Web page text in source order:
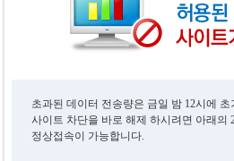
초과된 데이터 전송량은 금일 밤 12시에
사이트 차단을 바로 해제 하시려면 아래의
정상접속이 가능합니다.